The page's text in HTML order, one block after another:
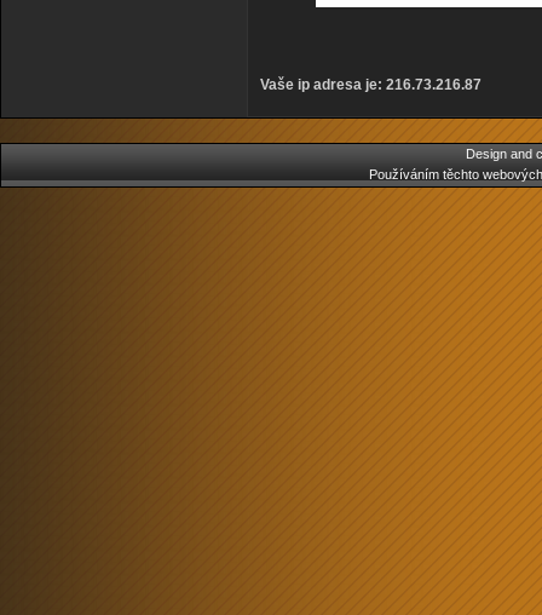
Vaše ip adresa je: 216.73.216.87
Design and
Používáním těchto